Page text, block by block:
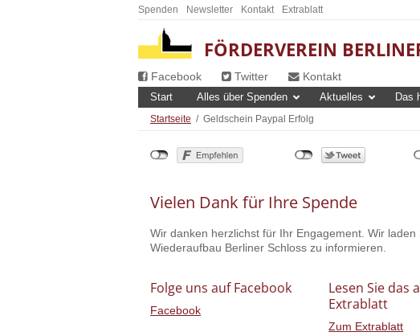
Spenden Newsletter Kontakt Extrablatt
FÖRDERVEREIN
Facebook Twitter Kontakt
Start
Alles über Spenden Aktuelles Das
Startseite / Geldschein Paypal Erfolg
Vielen Dank für Ihre Spende
Wir danken herzlichst für Ihr Engagement. Wir
Wiederaufbau Berliner Schloss zu informieren.
Folge uns auf Facebook
Facebook
Lesen Sie das
Extrablatt
Zum Extrablatt